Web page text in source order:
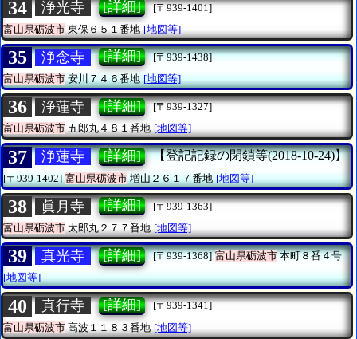
34 浄光寺 [詳細]
[〒939-1401]
富山県砺波市 東保６５１番地 [地図等]
35 浄念寺 [詳細]
[〒939-1438]
富山県砺波市安川７４６番地 [地図等]
36 浄蓮寺 [詳細]
[〒939-1327]
富山県砺波市五郎丸４８１番地 [地図等]
37 浄蓮寺 [詳細] 【登記記録の閉鎖等(2018-10-24)】
[〒939-1402] 富山県砺波市増山２６１７番地 [地図等]
38 眞月寺 [詳細]
[〒939-1363]
富山県砺波市太郎丸２７７番地 [地図等]
39 真光寺 [詳細] [〒939-1368] 富山県砺波市本町８番４号
[地図等]
40 真行寺 [詳細]
[〒939-1341]
富山県砺波市 高波１１８３番地 [地図等]